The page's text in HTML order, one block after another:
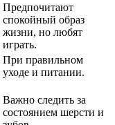
Предпочитают
спокойный образ
жизни, но любят
играть.
При правильном
уходе и питании.
Важно следить за
состоянием шерсти и